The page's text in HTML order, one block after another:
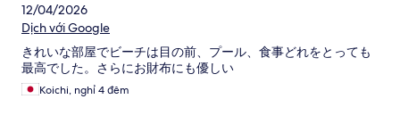
12/04/2026
Dịch với Google
きれいな部屋でビーチは目の前、プール、食事どれをとっても
最高でした。さらにお財布にも優しい
Koichi, nghỉ 4 đêm